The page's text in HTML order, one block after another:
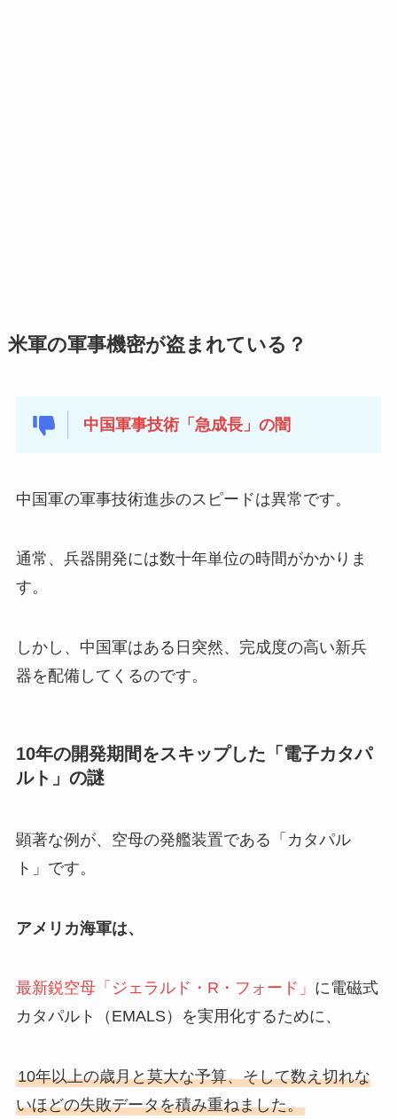
米軍の軍事機密が盗まれている？
中国軍事技術「急成長」の闇
中国軍の軍事技術進歩のスピードは異常です。
通常、兵器開発には数十年単位の時間がかかりま
す。
しかし、中国軍はある日突然、完成度の高い新兵
器を配備してくるのです。
10年の開発期間をスキップした「電子カタパ
ルト」の謎
顕著な例が、空母の発艦装置である「カタパル
ト」です。
アメリカ海軍は、
最新鋭空母「ジェラルド・R・フォード」 に電磁式
カタパルト（EMALS）を実用化するために、
10年以上の歳月と莫大な予算、そして数え切れな
いほどの失敗データを積み重ねました。